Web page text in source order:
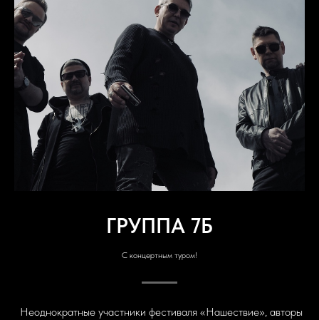
ГРУППА 7Б
С концертным туром!
Неоднократные участники фестиваля «Нашествие», авторы